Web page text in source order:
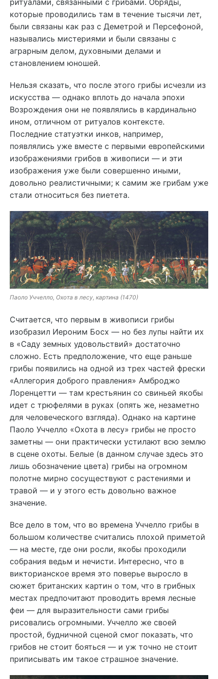
ритуалами, связанными с грибами. Обряды,
которые проводились там в течение тысячи лет,
были связаны как раз с Деметрой и Персефоной,
назывались мистериями и были связаны с
аграрным делом, духовными делами и
становлением юношей.
Нельзя сказать, что после этого грибы исчезли из
искусства — однако вплоть до начала эпохи
Возрождения они не появлялись в кардинально
ином, отличном от ритуалов контексте.
Последние статуэтки инков, например,
появлялись уже вместе с первыми европейскими
изображениями грибов в живописи — и эти
изображения уже были совершенно иными,
довольно реалистичными; к самим же грибам уже
стали относиться без пиетета.
Паоло Уччелло, Охота в лесу, картина (1470)
Считается, что первым в живописи грибы
изобразил Иероним Босх — но без лупы найти их
в «Саду земных удовольствий» достаточно
сложно. Есть предположение, что еще раньше
грибы появились на одной из трех частей фрески
«Аллегория доброго правления» Амброджо
Лоренцетти — там крестьянин со свиньей якобы
идет с трюфелями в руках (опять же, незаметно
для человеческого взгляда). Однако на картине
Паоло Уччелло «Охота в лесу» грибы не просто
заметны — они практически устилают всю землю
в сцене охоты. Белые (в данном случае здесь это
лишь обозначение цвета) грибы на огромном
полотне мирно сосуществуют с растениями и
травой — и у этого есть довольно важное
значение.
Все дело в том, что во времена Уччелло грибы в
большом количестве считались плохой приметой
— на месте, где они росли, якобы проходили
собрания ведьм и нечисти. Интересно, что в
викторианское время это поверье выросло в
сюжет британских картин о том, что в грибных
местах предпочитают проводить время лесные
феи — для выразительности сами грибы
рисовались огромными. Уччелло же своей
простой, будничной сценой смог показать, что
грибов не стоит бояться — и уж точно не стоит
приписывать им такое страшное значение.